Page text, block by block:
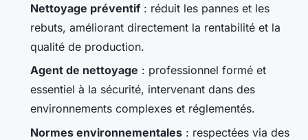
Nettoyage préventif : réduit les pannes et les
rebuts, améliorant directement la rentabilité et la
qualité de production.
Agent de nettoyage : professionnel formé et
essentiel à la sécurité, intervenant dans des
environnements complexes et réglementés.
Normes environnementales : respectées via des